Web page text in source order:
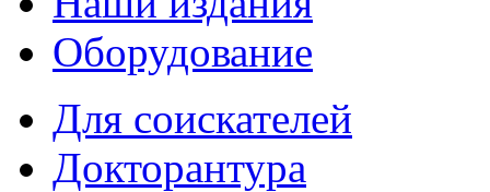
Оборудование
Для соискателей
Докторантура